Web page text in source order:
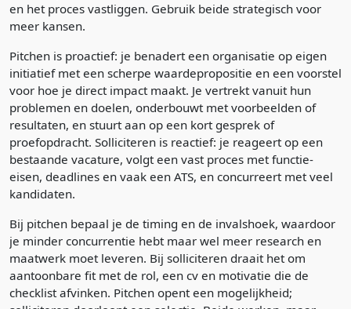
en het proces vastliggen. Gebruik beide strategisch voor
meer kansen.
Pitchen is proactief: je benadert een organisatie op eigen
initiatief met een scherpe waardepropositie en een voorstel
voor hoe je direct impact maakt. Je vertrekt vanuit hun
problemen en doelen, onderbouwt met voorbeelden of
resultaten, en stuurt aan op een kort gesprek of
proefopdracht. Solliciteren is reactief: je reageert op een
bestaande vacature, volgt een vast proces met functie-
eisen, deadlines en vaak een ATS, en concurreert met veel
kandidaten.
Bij pitchen bepaal je de timing en de invalshoek, waardoor
je minder concurrentie hebt maar wel meer research en
maatwerk moet leveren. Bij solliciteren draait het om
aantoonbare fit met de rol, een cv en motivatie die de
checklist afvinken. Pitchen opent een mogelijkheid;